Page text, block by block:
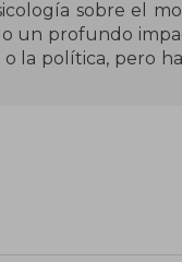
sobre el
un profundo
la política, pero
Es autor de